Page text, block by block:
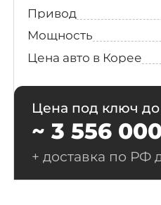
Привод
Мощность
Цена авто в Корее
Цена под ключ до
~ 3 556
+ доставка по РФ